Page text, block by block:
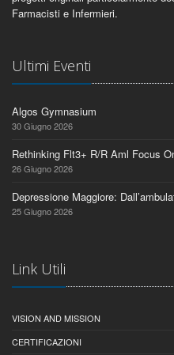
Farmacisti e Infermieri.
Ultimi Eventi
Algos Gymnasium
30 Giugno 2026
Rethinking Flt3+ R/R Aml Focus
26 Giugno 2026
Depressione Maggiore:
25 Giugno 2026
Link Utili
VISION AND MISSION
CERTIFICAZIONI